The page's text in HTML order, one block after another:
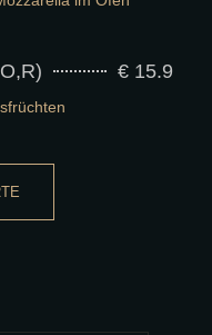
€ 15.9